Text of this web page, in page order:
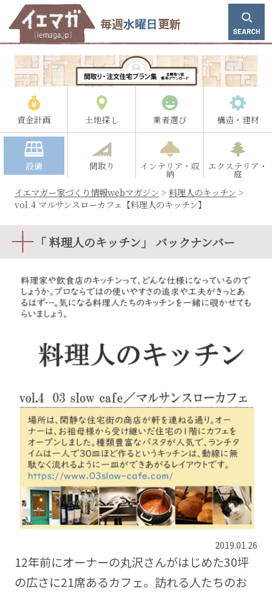
毎週水曜日更新
資金計画 土地探し 業者選び 構造・建材
設備 間取り インテリア・収
納
エクステリア・
庭
イエマガー家づくり情報webマガジン > 料理人のキッチン >
vol.4 マルサンスローカフェ【料理人のキッチン】
「 料理人のキッチン」 バックナンバー
2019.01.26
12年前にオーナーの丸沢さんがはじめた30坪
の広さに21席あるカフェ。訪れる人たちのお